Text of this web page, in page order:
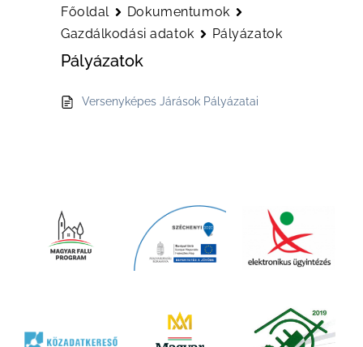
Főoldal
Dokumentumok
Gazdálkodási adatok
Pályázatok
Pályázatok
Versenyképes Járások Pályázatai